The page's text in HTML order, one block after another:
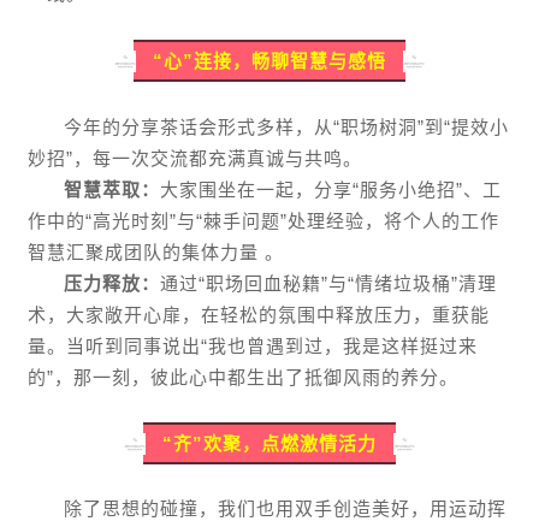
“心”连接，畅聊智慧与感悟
今年的分享茶话会形式多样，从“职场树洞”到“提效小
妙招”，每一次交流都充满真诚与共鸣。
智慧萃取： 大家围坐在一起，分享“服务小绝招”、工
作中的“高光时刻”与“棘手问题”处理经验，将个人的工作
智慧汇聚成团队的集体力量 。
压力释放：通过“职场回血秘籍”与“情绪垃圾桶”清理
术，大家敞开心扉，在轻松的氛围中释放压力，重获能
量。当听到同事说出“我也曾遇到过，我是这样挺过来
的”，那一刻，彼此心中都生出了抵御风雨的养分。
“齐”欢聚，点燃激情活力
除了思想的碰撞，我们也用双手创造美好，用运动挥